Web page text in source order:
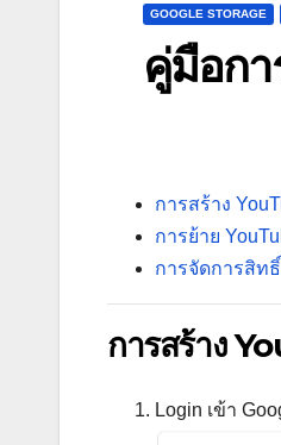
GOOGLE STORAGE
คู่มือก
การสร้าง
การย้าย
การจัดการสิท
การสร้าง
Login เข้า